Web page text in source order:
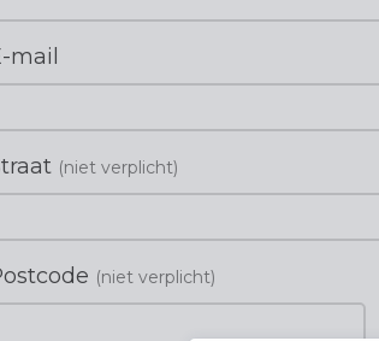
E-mail
Straat (niet verplicht)
Postcode (niet verplicht)